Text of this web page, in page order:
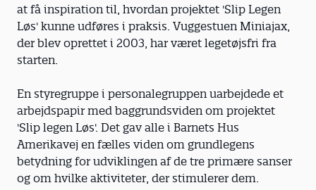
at få inspiration til, hvordan projektet 'Slip Legen
Løs' kunne udføres i praksis. Vuggestuen Miniajax,
der blev oprettet i 2003, har været legetøjsfri fra
starten.
En styregruppe i personalegruppen uarbejdede et
arbejdspapir med baggrundsviden om projektet
'Slip legen Løs'. Det gav alle i Barnets Hus
Amerikavej en fælles viden om grundlegens
betydning for udviklingen af de tre primære sanser
og om hvilke aktiviteter, der stimulerer dem.